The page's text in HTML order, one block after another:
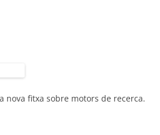
fitxa sobre motors de recerca.